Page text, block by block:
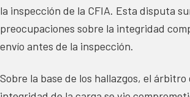
la inspección de la CFIA. Esta disputa
preocupaciones sobre la integridad
envío antes de la inspección.
Sobre la base de los hallazgos, el